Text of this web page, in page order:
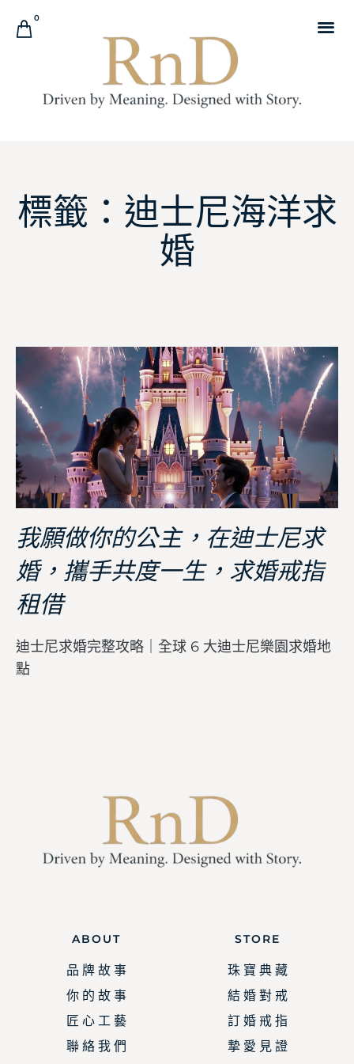
0
標籤：迪士尼海洋求
婚
我願做你的公主，在迪士尼求
婚，攜手共度一生，求婚戒指
租借
迪士尼求婚完整攻略｜全球 6 大迪士尼樂園求婚地
點
ABOUT
品 牌 故 事
你 的 故 事
匠 心 工 藝
聯 絡 我 們
STORE
珠 寶 典 藏
結 婚 對 戒
訂 婚 戒 指
摯 愛 見 證